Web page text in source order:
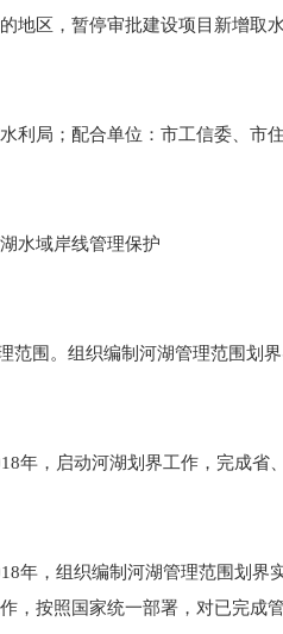
地区，暂停审批建设项目新增取
局；配合单位：市工信委、市
域岸线管理保护
围。组织编制河湖管理范围划界
，启动河湖划界工作，完成省
，组织编制河湖管理范围划界
，按照国家统一部署，对已完成